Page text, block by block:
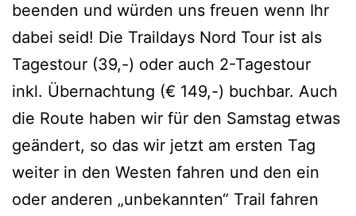
beenden und würden uns freuen wenn Ihr
dabei seid! Die Traildays Nord Tour ist als
Tagestour (39,-) oder auch 2-Tagestour
inkl. Übernachtung (€ 149,-) buchbar. Auch
die Route haben wir für den Samstag etwas
geändert, so das wir jetzt am ersten Tag
weiter in den Westen fahren und den ein
oder anderen „unbekannten“ Trail fahren